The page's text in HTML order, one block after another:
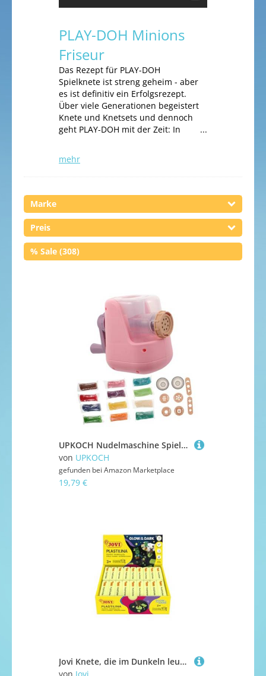
PLAY-DOH Minions
Friseur
Das Rezept für PLAY-DOH
Spielknete ist streng geheim - aber
es ist definitiv ein Erfolgsrezept.
Über viele Generationen begeistert
Knete und Knetsets und dennoch
geht PLAY-DOH mit der Zeit: In
Friseurfabrik der Minions, denen
man die Haare frisieren und
diesem Video.
mehr
Marke
Preis
% Sale (308)
UPKOCH Nudelmaschine Spielset mit Weichem Ungiftigem Material Manueller Teig-extruder für DIY Basteln Farbenfrohe Knetmasse Fördert Kreativität und Fantasievolles Rollenspiel für Jungen
von UPKOCH
gefunden bei Amazon Marketplace
19,79 €
Jovi Knete, die im Dunkeln leuchtet, Packung mit 18 Tabletten à 50 Gramm, Fluoreszierende Farbe (Glow in The Dark), glutenfrei (70/18 g)